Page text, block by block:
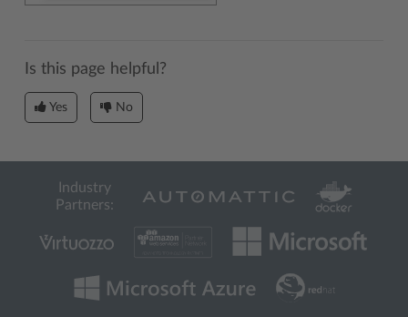
Is this page helpful?
Yes No
Industry
Partners: